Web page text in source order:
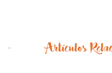
Artículos